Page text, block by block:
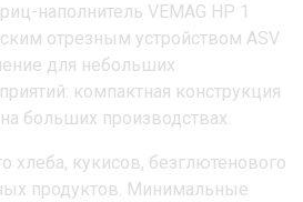
наполнитель VEMAG HP 1
отрезным устройством ASV
для небольших
компактная конструкция
больших производствах.
хлеба, кукисов, безглютенового
продуктов. Минимальные